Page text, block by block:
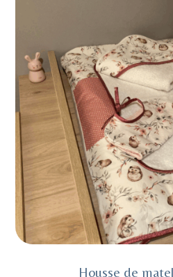
Housse de